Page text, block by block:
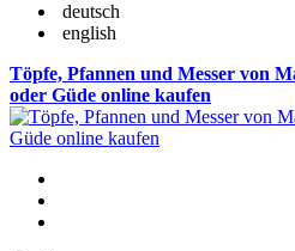
deutsch
english
Töpfe, Pfannen und Messer von
oder Güde online kaufen